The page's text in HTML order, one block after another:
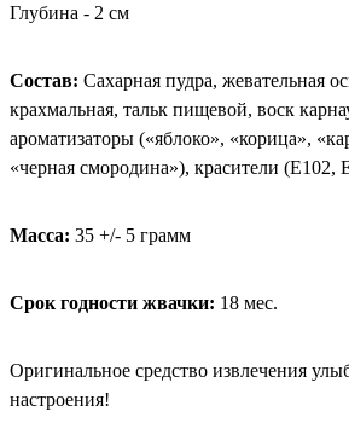
Глубина - 2 см
Состав: Сахарная пудра, жевательная
крахмальная, тальк пищевой, воск
ароматизаторы («яблоко», «корица»,
«черная смородина»), красители (Е102,
Масса: 35 +/- 5 грамм
Срок годности жвачки: 18 мес.
Оригинальное средство извлечения
настроения!